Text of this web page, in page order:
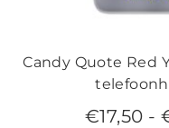
Candy Quote Red
€17,50 -